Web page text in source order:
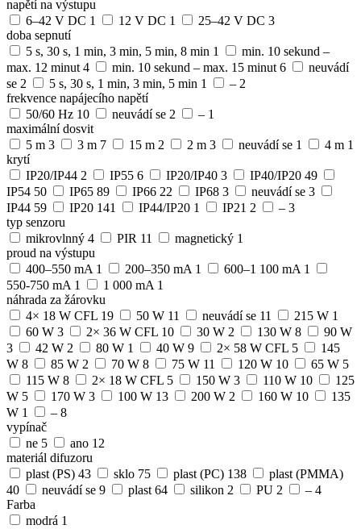
napětí na výstupu
6–42 V DC 1 12 V DC 1 25–42 V DC 3
doba sepnutí
5 s, 30 s, 1 min, 3 min, 5 min, 8 min 1
min. 10 sekund –
max. 12 minut 4 min. 10 sekund – max. 15 minut 6
neuvádí
se 2 5 s, 30 s, 1 min, 3 min, 5 min 1 – 2
frekvence napájecího napětí
50/60 Hz 10 neuvádí se 2 – 1
maximální dosvit
5 m 3 3 m 7 15 m 2 2 m 3 neuvádí se 1 4 m 1
krytí
IP20/IP44 2 IP55 6 IP20/IP40 3 IP40/IP20 49
IP54 50 IP65 89 IP66 22 IP68 3 neuvádí se 3
IP44 59 IP20 141 IP44/IP20 1 IP21 2 – 3
typ senzoru
mikrovlnný 4 PIR 11 magnetický 1
proud na výstupu
400–550 mA 1 200–350 mA 1 600–1 100 mA 1
550-750 mA 1 1 000 mA 1
náhrada za žárovku
4× 18 W CFL 19 50 W 11 neuvádí se 11 215 W 1
60 W 3 2× 36 W CFL 10 30 W 2 130 W 8
90 W
3
42 W 2 80 W 1 40 W 9 2× 58 W CFL 5
145
W 8 85 W 2 70 W 8 75 W 11 120 W 10 65 W 5
115 W 8 2× 18 W CFL 5 150 W 3 110 W 10
125
W 5 170 W 3 100 W 13 200 W 2 160 W 10
135
W 1 – 8
vypínač
ne 5 ano 12
materiál difuzoru
plast (PS) 43 sklo 75 plast (PC) 138
plast (PMMA)
40
neuvádí se 9 plast 64 silikon 2 PU 2 – 4
Farba
modrá 1